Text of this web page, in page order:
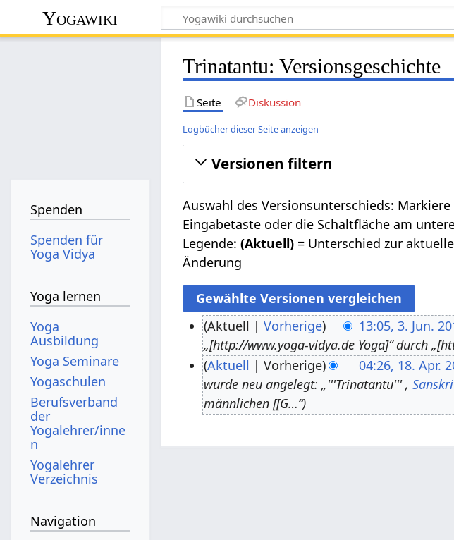
Yogawiki
Trinatantu: Versionsgeschichte
Seite Diskussion
Logbücher dieser Seite anzeigen
Versionen filtern
Auswahl des Versionsunterschieds:
Eingabetaste oder die Schaltfläche am
Legende:(Aktuell) = Unterschied zur
Änderung
i
Aktuell Vorherige 13:05, 3. Jun.
„[http://www.yoga-vidya.de Yoga]“ durch
A
Aktuell Vorherige 04:26, 18. Apr.
wurde neu angelegt: „'''Trinatantu''' ,
männlichen [[G…“
Spenden
Spenden für
Yoga Vidya
Yoga lernen
Yoga
Ausbildung
Yoga Seminare
Yogaschulen
Berufsverband
der
Yogalehrer/inne
n
Yogalehrer
Verzeichnis
Navigation